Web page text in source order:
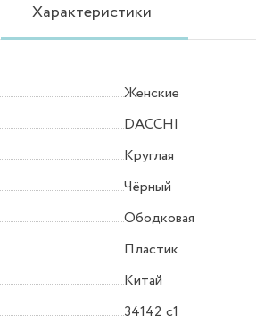
Характеристики
Женские
DACCHI
Круглая
Чёрный
Ободковая
Пластик
Китай
34142 c1